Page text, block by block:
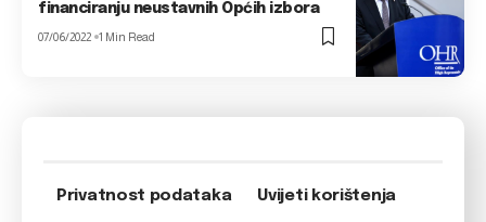
financiranju neustavnih Općih izbora
07/06/2022 1 Min Read
Privatnost podataka Uvijeti korištenja